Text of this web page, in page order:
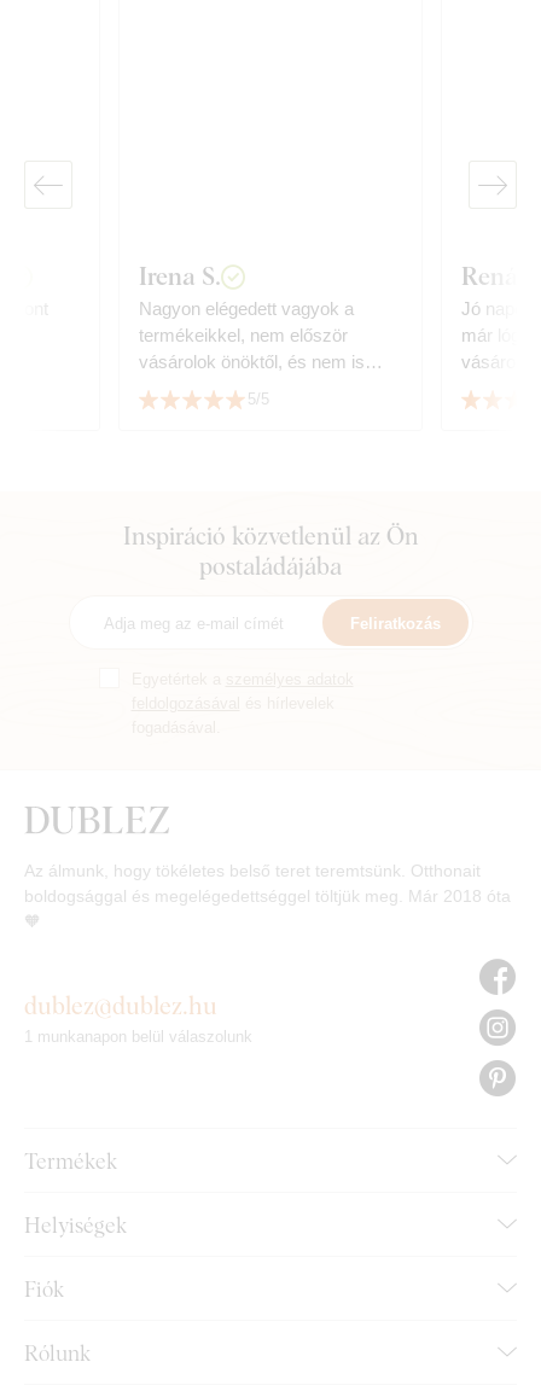
Irena S.
Nagyon elégedett vagyok a
termékeikkel, nem először
vásárolok önöktől, és nem is
utoljára, csodálatosak,
köszönöm.
5/5
Jó napot,
már lóg 😀.
vásárolt
Inspiráció közvetlenül az Ön
postaládájába
Feliratkozás
Az álmunk, hogy tökéletes belső teret teremtsünk. Otthonait
boldogsággal és megelégedettséggel töltjük meg. Már 2018 óta
🧡
Termékek
Helyiségek
Fiók
Rólunk
dublez@dublez.hu
1 munkanapon belül válaszolunk